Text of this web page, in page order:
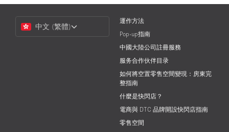
Language
中文 (繁體)
運作方法
Pop-up指南
中國大陸公司註冊服務
服务合作伙伴目录
如何將空置零售空間變現：房東完
整指南
什麼是快閃店？
電商與 DTC 品牌開設快閃店指南
零售空間